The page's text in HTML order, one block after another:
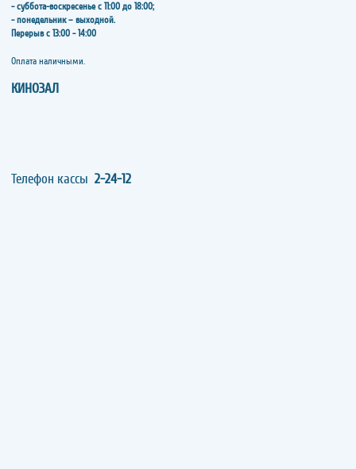
- суббота-воскресенье с 11:00 до 18:00;
- понедельник – выходной.
Перерыв с 13:00 - 14:00
​​​​​​​Оплата наличными.
КИНОЗАЛ
Телефон кассы 2-24-12